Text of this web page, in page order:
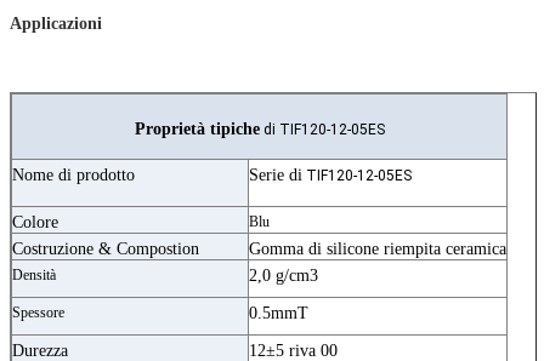
Applicazioni
Proprietà tipichedi TIF120-12-05ES
Nome di prodotto Serie di TIF120-12-05ES
Colore Blu
Costruzione & Compostion Gomma di silicone riempita ceramica
Densità 2,0 g/cm3
Spessore 0.5mmT
Durezza
12±5 riva 00